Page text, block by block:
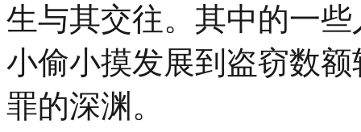
生与其交往。其中的一
小偷小摸发展到盗窃数
罪的深渊。